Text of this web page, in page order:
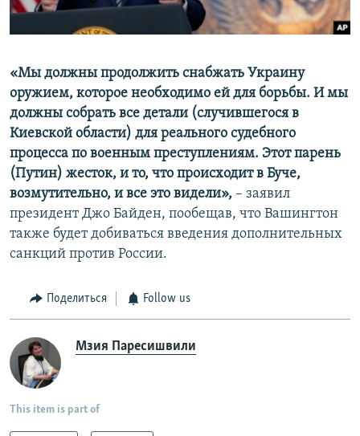
«Мы должны продолжить снабжать Украину
оружием, которое необходимо ей для борьбы. И мы
должны собрать все детали (случившегося в
Киевской области) для реального судебного
процесса по военным преступлениям. Этот парень
(Путин) жесток, и то, что происходит в Буче,
возмутительно, и все это видели», – заявил
президент Джо Байден, пообещав, что Вашингтон
также будет добиваться введения дополнительных
санкций против России.
Поделиться Follow us
Мзия Паресишвили
This item is part of